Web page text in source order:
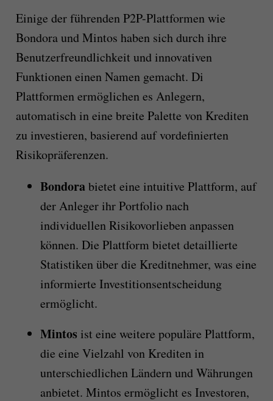
Einige der führenden P2P-Plattformen wie
Bondora und Mintos haben sich durch ihre
Benutzerfreundlichkeit und innovativen
Funktionen einen Namen gemacht. Di
Plattformen ermöglichen es Anlegern,
automatisch in eine breite Palette von Krediten
zu investieren, basierend auf vordefinierten
Risikopräferenzen.
Bondorabietet eine intuitive Plattform, auf
der Anleger ihr Portfolio nach
individuellen Risikovorlieben anpassen
können. Die Plattform bietet detaillierte
Statistiken über die Kreditnehmer, was eine
informierte Investitionsentscheidung
ermöglicht.
Mintos ist eine weitere populäre Plattform,
die eine Vielzahl von Krediten in
unterschiedlichen Ländern und Währungen
anbietet. Mintos ermöglicht es Investoren,